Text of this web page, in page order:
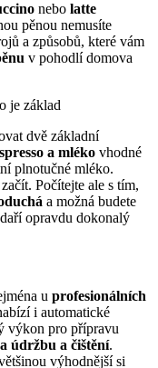
nebo latte
pěnou nemusíte
a způsobů, které vám
v pohodlí domova
je základ
dvě základní
a mléko vhodné
plnotučné mléko.
Počítejte ale s tím,
a možná budete
opravdu dokonalý
u profesionálních
i automatické
výkon pro přípravu
údržbu a čištění.
výhodnější si